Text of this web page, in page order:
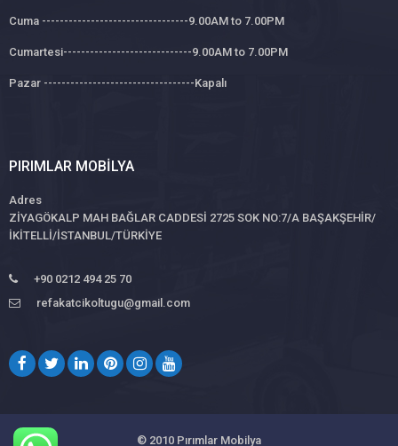
Cuma ---------------------------------9.00AM to 7.00PM
Cumartesi-----------------------------9.00AM to 7.00PM
Pazar ----------------------------------Kapalı
PIRIMLAR MOBILYA
Adres
ZİYAGÖKALP MAH BAĞLAR CADDESİ 2725 SOK NO:7/A BAŞAKŞEHİR/
İKİTELLİ/İSTANBUL/TÜRKİYE
+90 0212 494 25 70
refakatcikoltugu@gmail.com
© 2010 Pırımlar Mobilya